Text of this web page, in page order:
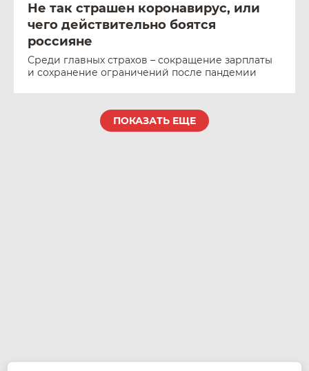
Не так страшен коронавирус, или
чего действительно боятся
россияне
Среди главных страхов – сокращение зарплаты
и сохранение ограничений после пандемии
ПОКАЗАТЬ ЕЩЕ